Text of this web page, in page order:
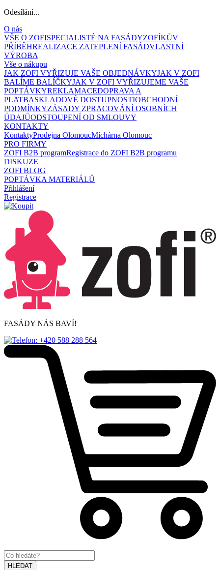
Odesílání...
O nás
VŠE O ZOFISPECIALISTÉ NA FASÁDYZOFÍKŮV
PŘÍBĚHREALIZACE ZATEPLENÍ FASÁDVLASTNÍ
VÝROBA
Vše o nákupu
JAK ZOFI VYŘIZUJE VAŠE OBJEDNÁVKYJAK V ZOFI
BALÍME BALÍČKYJAK V ZOFI VYŘIZUJEME VAŠE
POPTÁVKYREKLAMACEDOPRAVA A
PLATBASKLADOVÉ DOSTUPNOSTIOBCHODNÍ
PODMÍNKYZÁSADY ZPRACOVÁNÍ OSOBNÍCH
ÚDAJŮODSTOUPENÍ OD SMLOUVY
KONTAKTY
KontaktyProdejna OlomoucMíchárna Olomouc
PRO FIRMY
ZOFI B2B programRegistrace do ZOFI B2B programu
DISKUZE
ZOFI BLOG
POPTÁVKA MATERIÁLŮ
Přihlášení
Registrace
FASÁDY NÁS BAVÍ!